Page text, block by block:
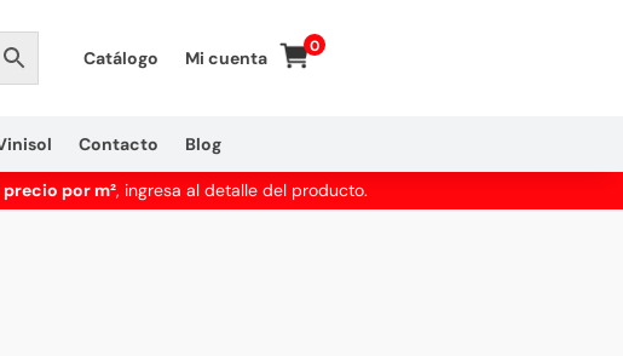
Catálogo Mi cuenta
0
Contacto Blog
precio por m², ingresa al detalle del producto.